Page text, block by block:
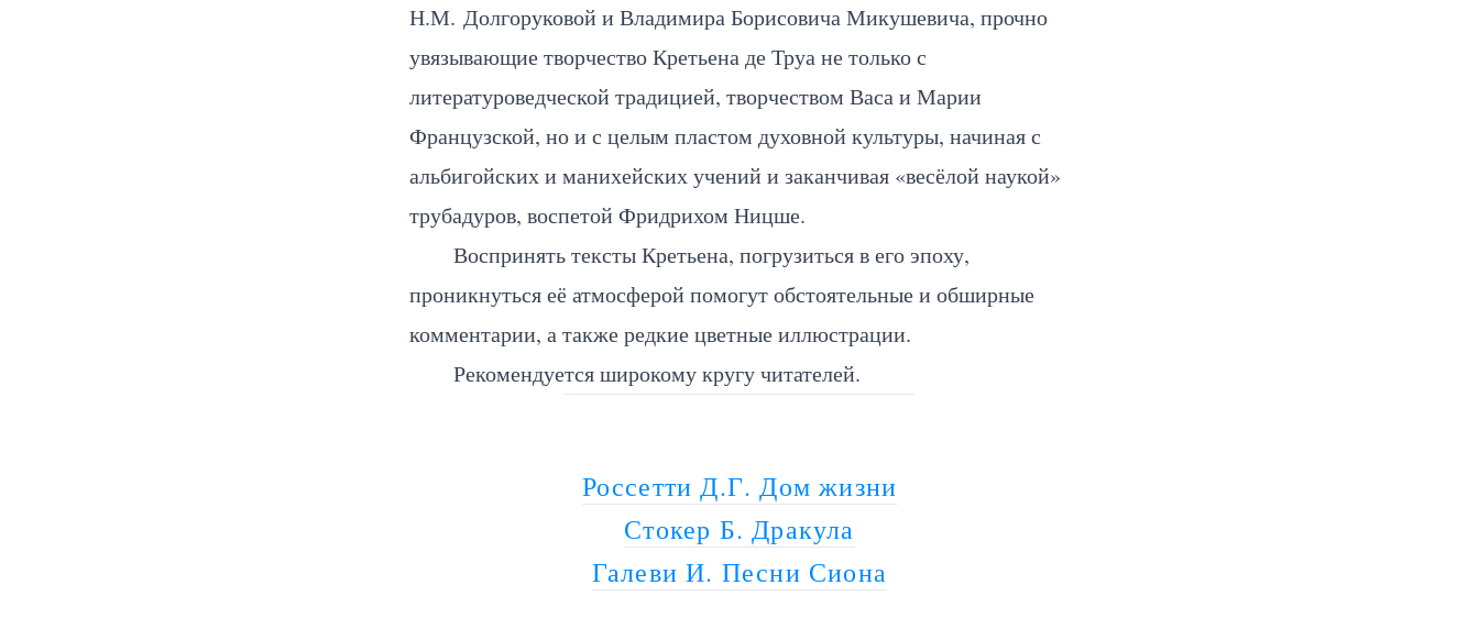
Н.М. Долгоруковой и Владимира Борисовича Микушевича, прочно
увязывающие творчество Кретьена де Труа не только с
литературоведческой традицией, творчеством Васа и Марии
Французской, но и с целым пластом духовной культуры, начиная с
альбигойских и манихейских учений и заканчивая «весёлой наукой»
трубадуров, воспетой Фридрихом Ницше.
Воспринять тексты Кретьена, погрузиться в его эпоху,
проникнуться её атмосферой помогут обстоятельные и обширные
комментарии, а также редкие цветные иллюстрации.
Рекомендуется широкому кругу читателей.
Россетти Д.Г. Дом жизни
Стокер Б. Дракула
Галеви И. Песни Сиона